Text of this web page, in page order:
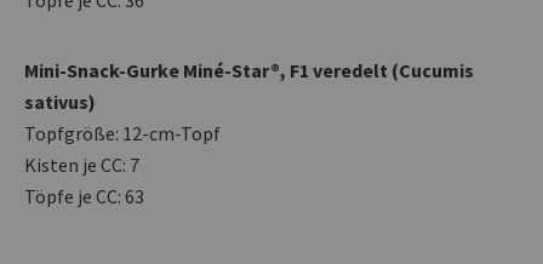
Mini-Snack-Gurke Miné-Star®, F1 veredelt (Cucumis
sativus)
Topfgröße: 12-cm-Topf
Kisten je CC: 7
Töpfe je CC: 63